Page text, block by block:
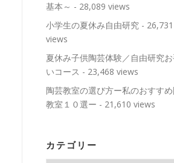
基本～ - 28,089 views
小学生の夏休み自由研究 - 26,731
views
夏休み子供陶芸体験／自由研究
いコース - 23,468 views
陶芸教室の選び方ー私のおすす
教室１０選ー - 21,610 views
カテゴリー